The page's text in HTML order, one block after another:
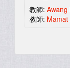
教師:Awang
教師: Mamat